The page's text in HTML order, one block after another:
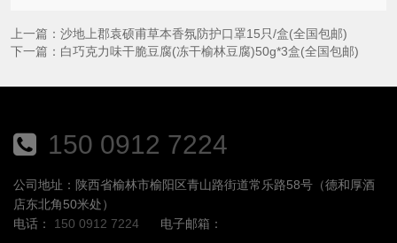
上一篇： 沙地上郡袁硕甫草本香氛防护口罩15只/盒(全国包邮)
下一篇： 白巧克力味干脆豆腐(冻干榆林豆腐)50g*3盒(全国包邮)
150 0912 7224
公司地址：陕西省榆林市榆阳区青山路街道常乐路58号（德和厚酒
店东北角50米处）
电话： 150 0912 7224 电子邮箱：